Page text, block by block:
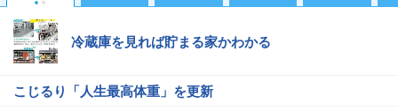
冷蔵庫を見れば貯まる家かわかる
こじるり「人生最高体重」を更新